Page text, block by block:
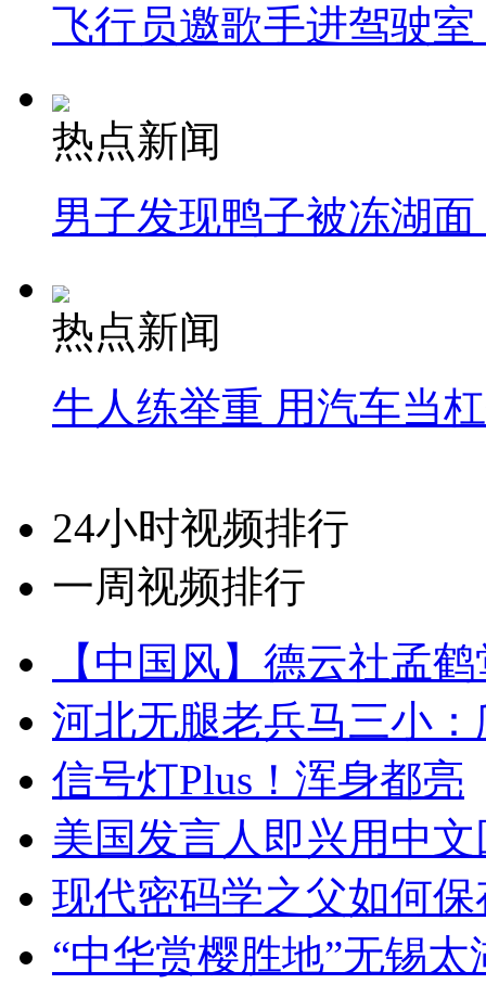
飞行员邀歌手进驾驶
热点新闻
男子发现鸭子被冻湖
热点新闻
牛人练举重 用汽车当
24小时视频排行
一周视频排行
【中国风】德云社孟
河北无腿老兵马三小
信号灯Plus！浑身都亮
美国发言人即兴用中
现代密码学之父如何
“中华赏樱胜地”无锡